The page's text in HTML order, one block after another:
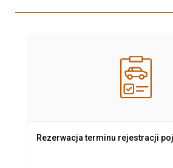
Rezerwacja terminu rejestracji